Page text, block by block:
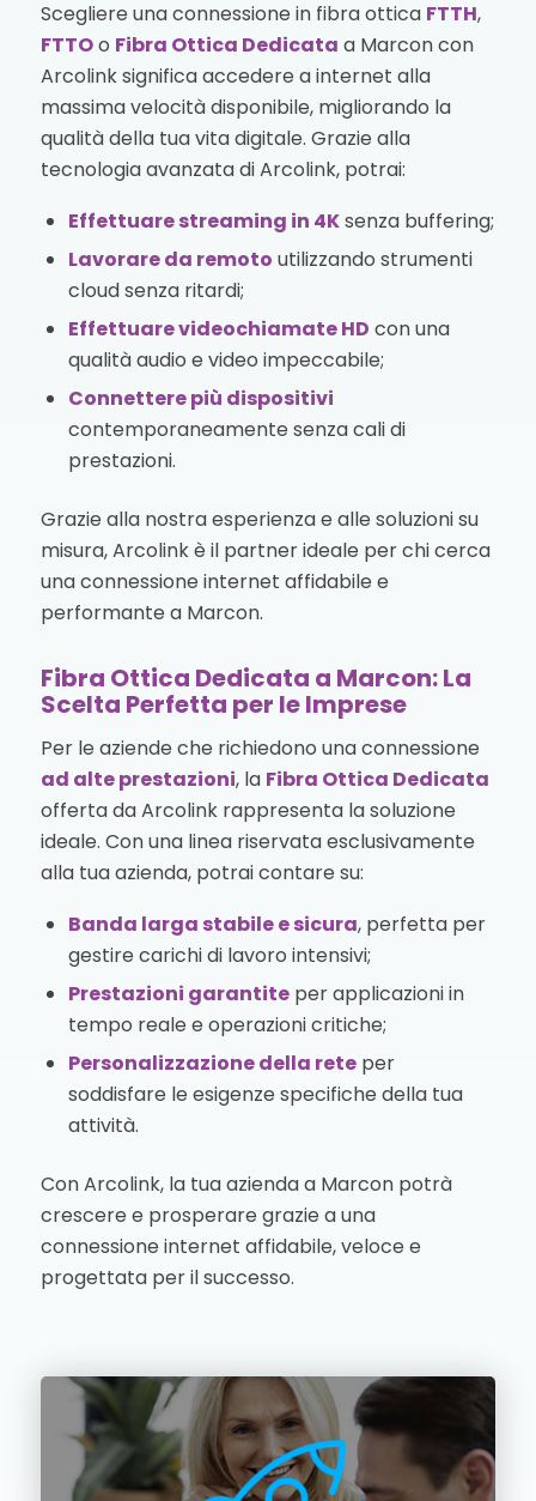
Scegliere una connessione in fibra ottica FTTH,
FTTOo Fibra Ottica Dedicata a Marcon con
Arcolink significa accedere a internet alla
massima velocità disponibile, migliorando la
qualità della tua vita digitale. Grazie alla
tecnologia avanzata di Arcolink, potrai:
Effettuare streaming in 4Ksenza buffering;
Lavorare da remoto utilizzando strumenti
cloud senza ritardi;
Effettuare videochiamate HD con una
qualità audio e video impeccabile;
Connettere più dispositivi
contemporaneamente senza cali di
prestazioni.
Grazie alla nostra esperienza e alle soluzioni su
misura, Arcolink è il partner ideale per chi cerca
una connessione internet affidabile e
performante a Marcon.
Fibra Ottica Dedicata a Marcon: La
Scelta Perfetta per le Imprese
Per le aziende che richiedono una connessione
ad alte prestazioni, la Fibra Ottica Dedicata
offerta da Arcolink rappresenta la soluzione
ideale. Con una linea riservata esclusivamente
alla tua azienda, potrai contare su:
Banda larga stabile e sicura, perfetta per
gestire carichi di lavoro intensivi;
Prestazioni garantiteper applicazioni in
tempo reale e operazioni critiche;
Personalizzazione della reteper
soddisfare le esigenze specifiche della tua
attività.
Con Arcolink, la tua azienda a Marcon potrà
crescere e prosperare grazie a una
connessione internet affidabile, veloce e
progettata per il successo.